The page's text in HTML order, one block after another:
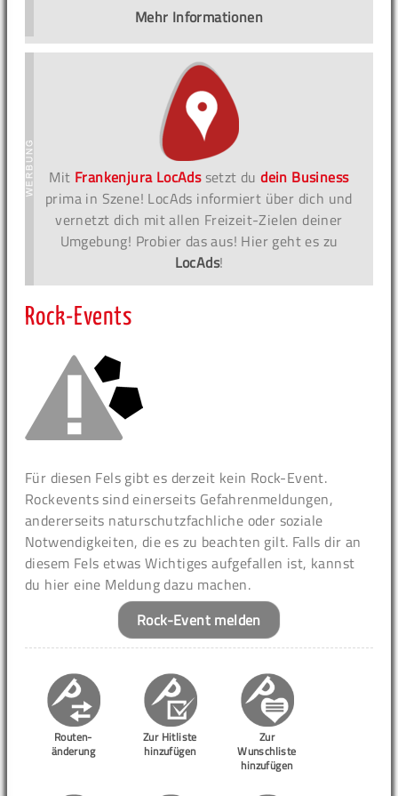
Mehr Informationen
Mit Frankenjura LocAdssetzt dudein Business
prima in Szene! LocAds informiert über dich und
vernetzt dich mit allen Freizeit-Zielen deiner
Umgebung! Probier das aus! Hier geht es zu
LocAds!
Rock-Events
Für diesen Fels gibt es derzeit kein Rock-Event.
Rockevents sind einerseits Gefahrenmeldungen,
andererseits naturschutzfachliche oder soziale
Notwendigkeiten, die es zu beachten gilt. Falls dir an
diesem Fels etwas Wichtiges aufgefallen ist, kannst
du hier eine Meldung dazu machen.
Rock-Event melden
Routen-
änderung
Zur Hitliste
hinzufügen
Zur
Wunschliste
hinzufügen